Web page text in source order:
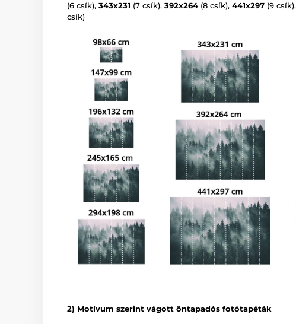
(6 csík), 343x231 (7 csík), 392x264 (8 csík), 441x297 (9 csík),
csík)
2) Motívum szerint vágott öntapadós fotótapéták